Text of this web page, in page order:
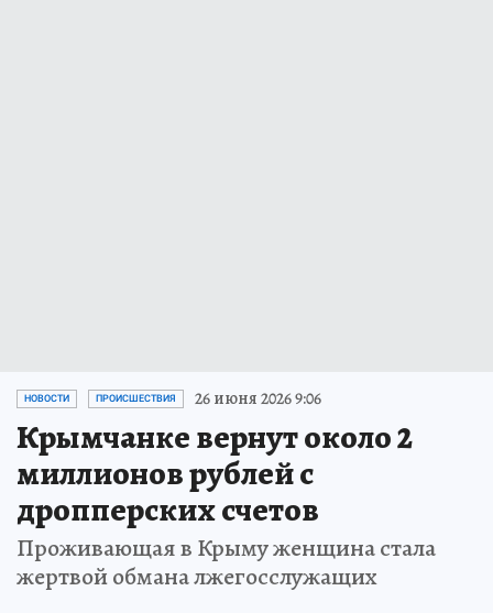
НОВОСТИ ПРОИСШЕСТВИЯ 26 июня 2026 9:06
Крымчанке вернут около 2
миллионов рублей с
дропперских счетов
Проживающая в Крыму женщина стала
жертвой обмана лжегосслужащих